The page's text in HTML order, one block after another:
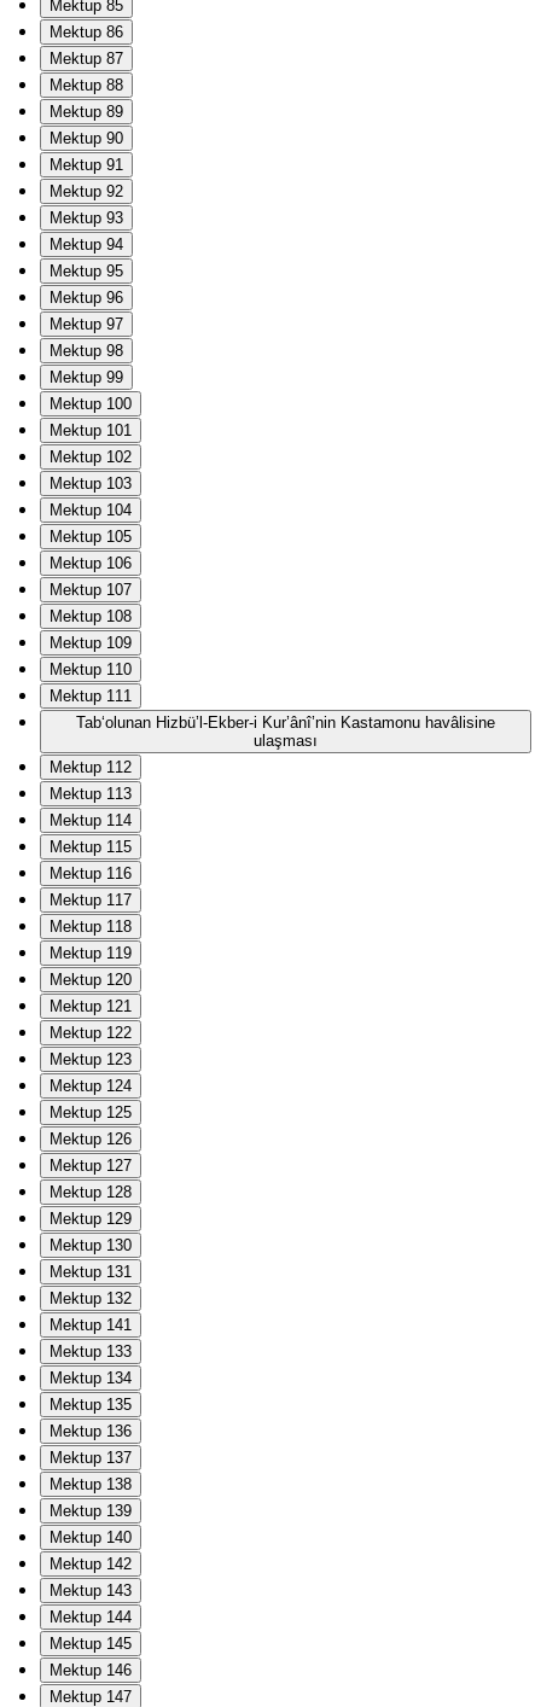
Mektup 85
Mektup 86
Mektup 87
Mektup 88
Mektup 89
Mektup 90
Mektup 91
Mektup 92
Mektup 93
Mektup 94
Mektup 95
Mektup 96
Mektup 97
Mektup 98
Mektup 99
Mektup 100
Mektup 101
Mektup 102
Mektup 103
Mektup 104
Mektup 105
Mektup 106
Mektup 107
Mektup 108
Mektup 109
Mektup 110
Mektup 111
Tab‘olunan Hizbü’l-Ekber-i Kur’ânî’nin Kastamonu havâlisine
ulaşması
Mektup 112
Mektup 113
Mektup 114
Mektup 115
Mektup 116
Mektup 117
Mektup 118
Mektup 119
Mektup 120
Mektup 121
Mektup 122
Mektup 123
Mektup 124
Mektup 125
Mektup 126
Mektup 127
Mektup 128
Mektup 129
Mektup 130
Mektup 131
Mektup 132
Mektup 141
Mektup 133
Mektup 134
Mektup 135
Mektup 136
Mektup 137
Mektup 138
Mektup 139
Mektup 140
Mektup 142
Mektup 143
Mektup 144
Mektup 145
Mektup 146
Mektup 147